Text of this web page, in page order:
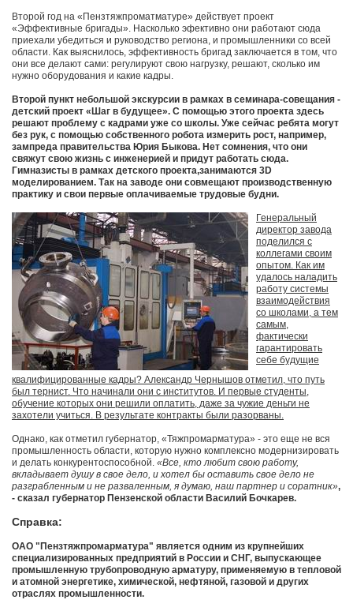
Второй год на «Пензтяжпроматматуре» действует проект
«Эффективные бригады». Насколько эфективно они работают сюда
приехали убедиться и руководство региона, и промышленники со всей
области. Как выяснилось, эффективность бригад заключается в том, что
они все делают сами: регулируют свою нагрузку, решают, сколько им
нужно оборудования и какие кадры.
Второй пункт небольшой экскурсии в рамках в семинара-совещания -
детский проект «Шаг в будущее». С помощью этого проекта здесь
решают проблему с кадрами уже со школы. Уже сейчас ребята могут
без рук, с помощью собственного робота измерить рост, например,
зампреда правительства Юрия Быкова. Нет сомнения, что они
свяжут свою жизнь с инженерией и придут работать сюда.
Гимназисты в рамках детского проекта,занимаются 3D
моделированием. Так на заводе они совмещают производственную
практику и свои первые оплачиваемые трудовые будни.
Генеральный
директор завода
поделился с
коллегами своим
опытом. Как им
удалось наладить
работу системы
взаимодействия
со школами, а тем
самым,
фактически
гарантировать
себе будущие
квалифицированные кадры? Александр Чернышов отметил, что путь
был тернист. Что начинали они с институтов. И первые студенты,
обучение которых они решили оплатить, даже за чужие деньги не
захотели учиться. В результате контракты были разорваны.
Однако, как отметил губернатор, «Тяжпромарматура» - это еще не вся
промышленность области, которую нужно комплексно модернизировать
и делать конкурентоспособной. «Все, кто любит свою работу,
вкладывает душу в свое дело, и хотел бы оставить свое дело не
разграбленным и не разваленным, я думаю, наш партнер и соратник»,
- сказал губернатор Пензенской области Василий Бочкарев.
Справка:
ОАО "Пензтяжпромарматура" является одним из крупнейших
специализированных предприятий в России и СНГ, выпускающее
промышленную трубопроводную арматуру, применяемую в тепловой
и атомной энергетике, химической, нефтяной, газовой и других
отраслях промышленности.